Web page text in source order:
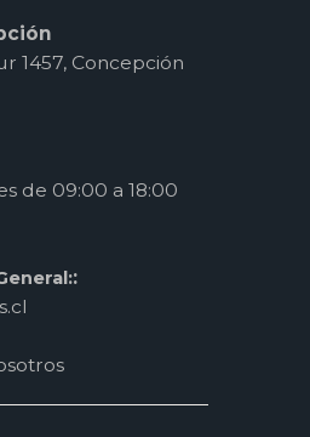
1457, Concepción
de 09:00 a 18:00
: